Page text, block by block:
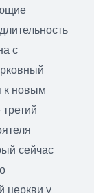
с
к новым
сейчас
церкви у